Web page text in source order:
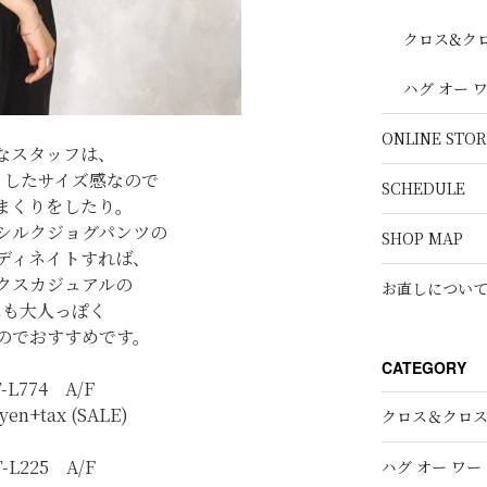
スタッフは、
たサイズ感なので
くりをしたり。
ルクジョグパンツの
ィネイトすれば、
スカジュアルの
大人っぽく
でおすすめです。
L774 A/F
(SALE)
L225 A/F
クロス&ク
ハグ オー
ONLINE
SCHEDULE
SHOP MAP
お直しについて
CATEGORY
クロス＆クロス
ハグ オー ワー